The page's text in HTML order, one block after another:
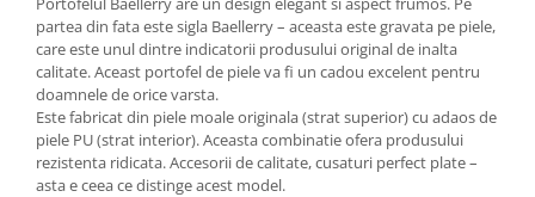
partea din fata este sigla Baellerry – aceasta este gravata pe piele,
care este unul dintre indicatorii produsului original de inalta
calitate. Aceast portofel de piele va fi un cadou excelent pentru
doamnele de orice varsta.
Este fabricat din piele moale originala (strat superior) cu adaos de
piele PU (strat interior). Aceasta combinatie ofera produsului
rezistenta ridicata. Accesorii de calitate, cusaturi perfect plate –
asta e ceea ce distinge acest model.